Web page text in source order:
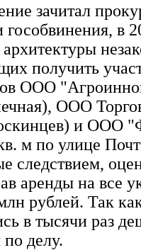
зачитал
в
получить
ООО
ООО
и ООО
м по улице
следствием,
аренды на все
рублей. Так
в тысячи раз
делу.